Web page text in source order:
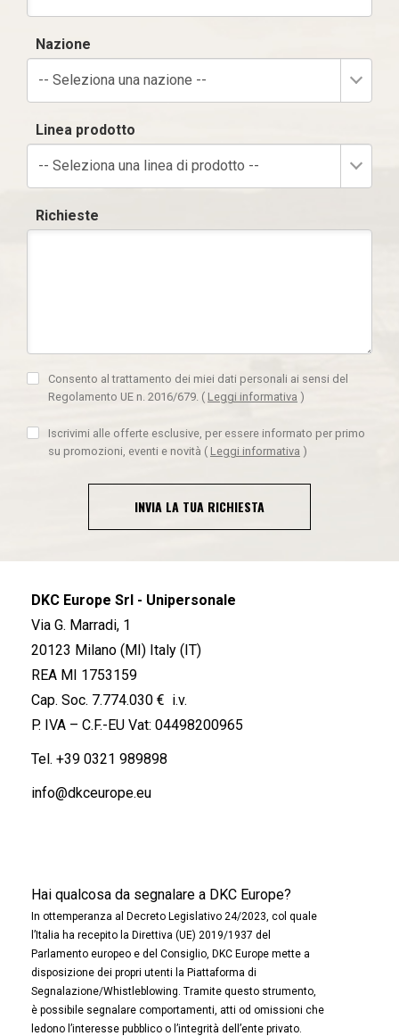
Nazione
-- Seleziona una nazione --
Linea prodotto
-- Seleziona una linea di prodotto --
Richieste
Consento al trattamento dei miei dati personali ai sensi del
Regolamento UE n. 2016/679. ( Leggi informativa )
Iscrivimi alle offerte esclusive, per essere informato per primo
su promozioni, eventi e novità ( Leggi informativa )
INVIA LA TUA RICHIESTA
DKC Europe Srl - Unipersonale
Via G. Marradi, 1
20123 Milano (MI) Italy (IT)
REA MI 1753159
Cap. Soc. 7.774.030 € i.v.
P. IVA – C.F.-EU Vat: 04498200965
Tel. +39 0321 989898
info@dkceurope.eu
Hai qualcosa da segnalare a DKC Europe?
In ottemperanza al Decreto Legislativo 24/2023, col quale
l’Italia ha recepito la Direttiva (UE) 2019/1937 del
Parlamento europeo e del Consiglio, DKC Europe mette a
disposizione dei propri utenti la Piattaforma di
Segnalazione/Whistleblowing. Tramite questo strumento,
è possibile segnalare comportamenti, atti od omissioni che
ledono l’interesse pubblico o l’integrità dell’ente privato.